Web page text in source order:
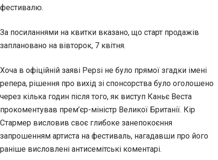
фестивалю.
За посиланнями на квитки вказано, що старт продажів
заплановано на вівторок, 7 квітня.
Хоча в офіційній заяві Pepsi не було прямої згадки імені
репера, рішення про вихід зі спонсорства було оголошено
через кілька годин після того, як виступ Каньє Веста
прокоментував прем’єр-міністр Великої Британії. Кір
Стармер висловив своє глибоке занепокоєння
запрошенням артиста на фестиваль, нагадавши про його
раніше висловлені антисемітські коментарі.